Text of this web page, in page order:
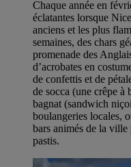
Chaque année en
éclatantes lorsque
anciens et les plus
semaines, des chars
promenade des
d’acrobates en
de confettis et de
de socca (une crêpe à
bagnat (sandwich
boulangeries locales,
bars animés de la
pastis.